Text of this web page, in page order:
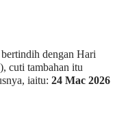
dengan Hari
cuti tambahan itu
iaitu: 24 Mac 2026